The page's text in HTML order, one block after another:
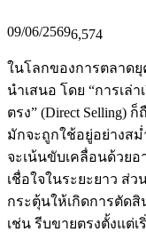
09/06/25696,574
ในโลกของการตลาด
นำเสนอ โดย “การเล่า
ตรง” (Direct Selling)
มักจะถูกใช้อยู่อย่างสม่
จะเน้นขับเคลื่อนด้วย
เชื่อใจในระยะยาว ส่
กระตุ้นให้เกิดการตัด
เช่น รีบขายตรงตั้งแต่